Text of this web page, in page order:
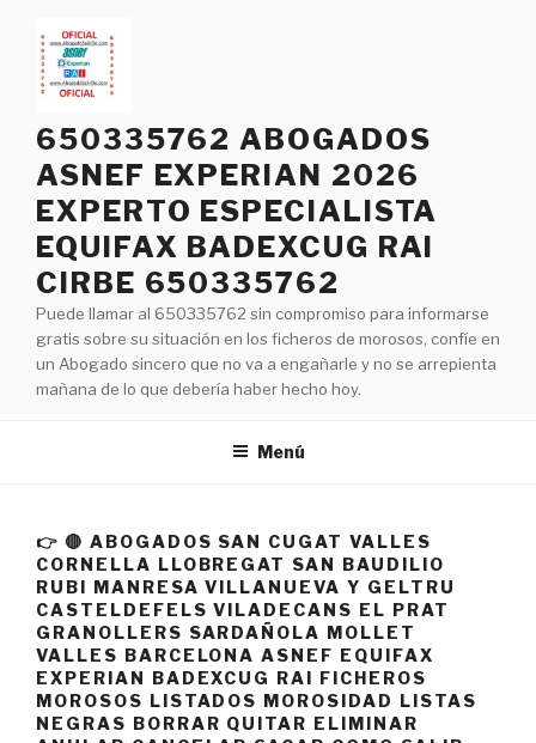
contenido
650335762 ABOGADOS
ASNEF EXPERIAN 2026
EXPERTO ESPECIALISTA
EQUIFAX BADEXCUG RAI
CIRBE 650335762
Puede llamar al 650335762 sin compromiso para informarse
gratis sobre su situación en los ficheros de morosos, confíe en
un Abogado sincero que no va a engañarle y no se arrepienta
mañana de lo que debería haber hecho hoy.
Menú
👉 🔴 ABOGADOS SAN CUGAT VALLES
CORNELLA LLOBREGAT SAN BAUDILIO
RUBI MANRESA VILLANUEVA Y GELTRU
CASTELDEFELS VILADECANS EL PRAT
GRANOLLERS SARDAÑOLA MOLLET
VALLES BARCELONA ASNEF EQUIFAX
EXPERIAN BADEXCUG RAI FICHEROS
MOROSOS LISTADOS MOROSIDAD LISTAS
NEGRAS BORRAR QUITAR ELIMINAR